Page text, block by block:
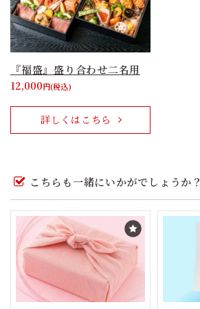
『福盛』盛り合わせ二名用
12,000円(税込)
詳しくはこちら
こちらも一緒にいかがでしょうか？